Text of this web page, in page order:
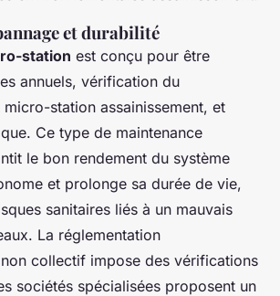
et durabilité
station est conçu pour être
annuels, vérification du
station assainissement, et
Ce type de maintenance
le bon rendement du système
et prolonge sa durée de vie,
sanitaires liés à un mauvais
La réglementation
collectif impose des vérifications
sociétés spécialisées proposent un